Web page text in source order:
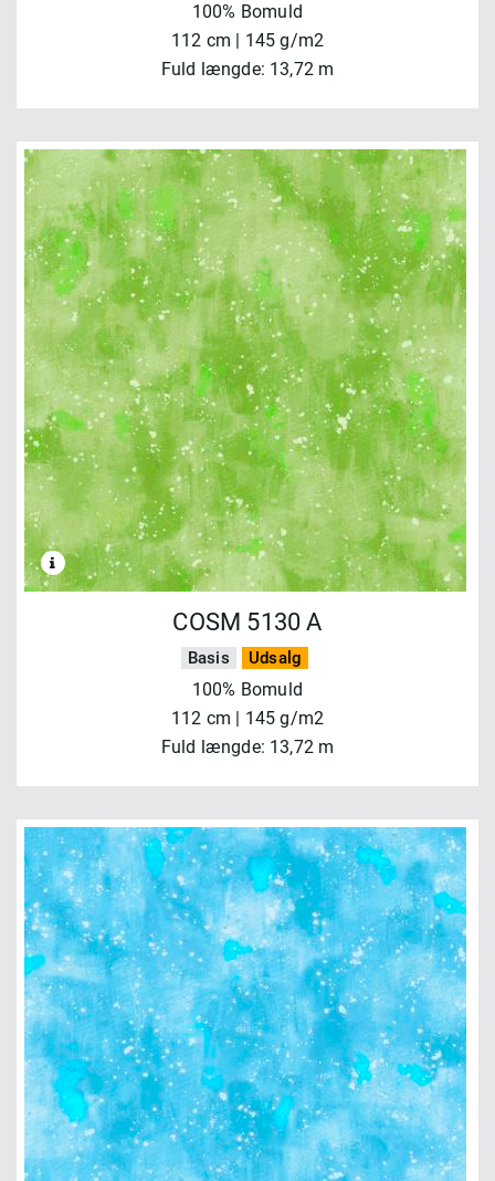
100% Bomuld
112 cm | 145 g/m2
Fuld længde: 13,72 m
COSM 5130 A
Basis Udsalg
100% Bomuld
112 cm | 145 g/m2
Fuld længde: 13,72 m